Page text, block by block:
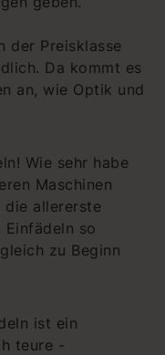
der Preisklasse
Da kommt es
an, wie Optik und
Wie sehr habe
Maschinen
die allererste
so
zu Beginn
ist ein
teure -